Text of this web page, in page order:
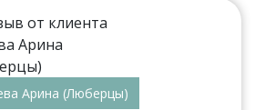
Арина (Люберцы)